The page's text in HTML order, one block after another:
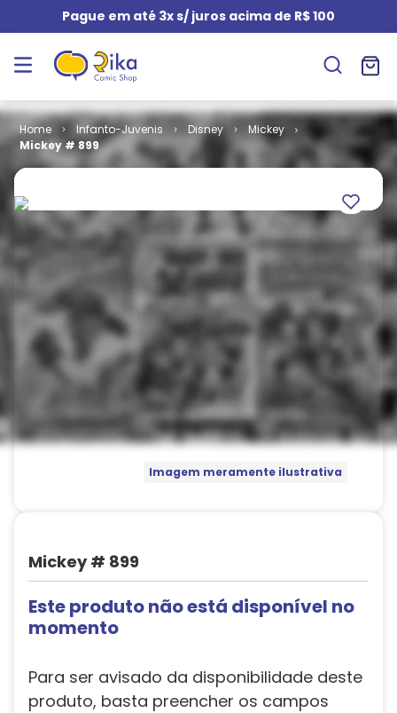
Pague em até 3x s/ juros acima de R$ 100
Infanto-Juvenis Disney
Mickey
Mickey # 899
Imagem meramente ilustrativa
Mickey # 899
Este produto não está disponível no
momento
Para ser avisado da disponibilidade deste
produto, basta preencher os campos